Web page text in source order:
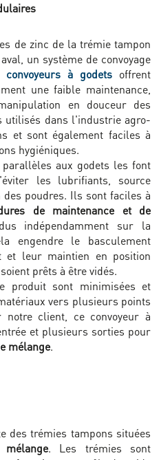
de zinc de la trémie tampon
un système de convoyage
convoyeurs à godetsoffrent
une faible maintenance,
en douceur des
utilisés dans l'industrie agro-
et sont également faciles à
hygiéniques.
aux godets les font
les lubrifiants, source
poudres. Ils sont faciles à
de maintenance et de
indépendamment sur la
engendre le basculement
et leur maintien en position
prêts à être vidés.
produit sont minimisées et
vers plusieurs points
notre client, ce convoyeur à
et plusieurs sorties pour
mélange.
des trémies tampons situées
. Les trémies sont